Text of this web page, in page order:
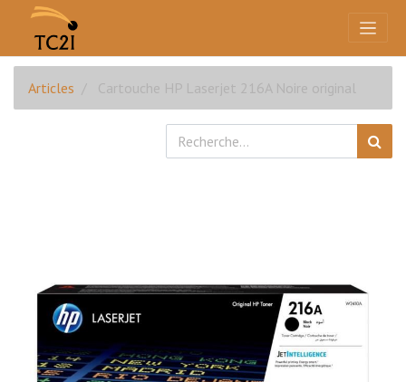
Articles Cartouche HP Laserjet 216A Noire original